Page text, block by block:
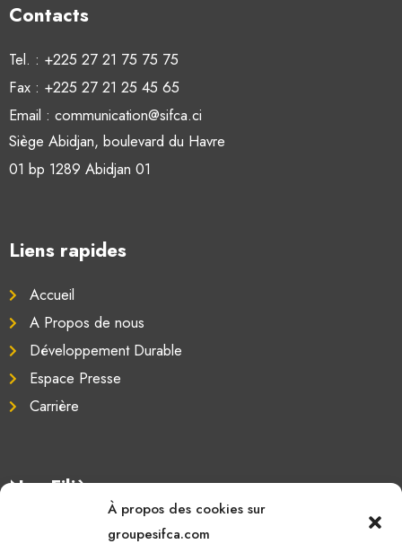
À propos des cookies sur
groupesifca.com
Contacts
Tel. : +225 27 21 75 75 75
Fax : +225 27 21 25 45 65
Email : communication@sifca.ci
Siège Abidjan, boulevard du Havre
01 bp 1289 Abidjan 01
Liens rapides
Accueil
A Propos de nous
Développement Durable
Espace Presse
Carrière
Nos Filières